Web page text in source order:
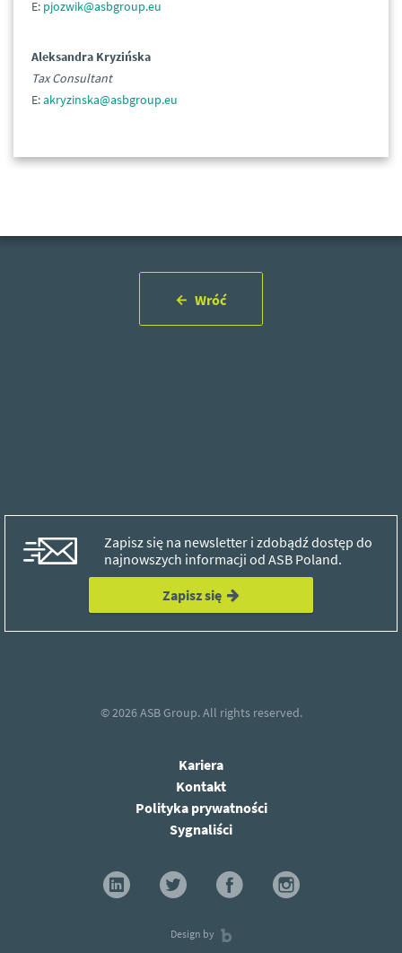
E: pjozwik@asbgroup.eu
Aleksandra Kryzińska
Tax Consultant
E:akryzinska@asbgroup.eu
Wróć
Zapisz się na newsletter i zdobądź dostęp do
najnowszych informacji od ASB Poland.
Zapisz się
© 2026ASB Group.All rights reserved.
Kariera
Kontakt
Polityka prywatności
Sygnaliści
Design by